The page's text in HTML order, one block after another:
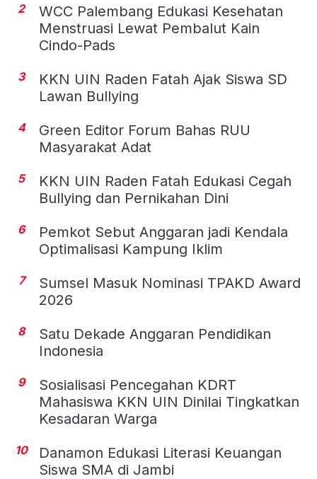
2
WCC Palembang Edukasi Kesehatan
Menstruasi Lewat Pembalut Kain
Cindo-Pads
3
KKN UIN Raden Fatah Ajak Siswa SD
Lawan Bullying
4
Green Editor Forum Bahas RUU
Masyarakat Adat
5
KKN UIN Raden Fatah Edukasi Cegah
Bullying dan Pernikahan Dini
6
Pemkot Sebut Anggaran jadi Kendala
Optimalisasi Kampung Iklim
7
Sumsel Masuk Nominasi TPAKD Award
2026
8
Satu Dekade Anggaran Pendidikan
Indonesia
9
Sosialisasi Pencegahan KDRT
Mahasiswa KKN UIN Dinilai Tingkatkan
Kesadaran Warga
10
Danamon Edukasi Literasi Keuangan
Siswa SMA di Jambi